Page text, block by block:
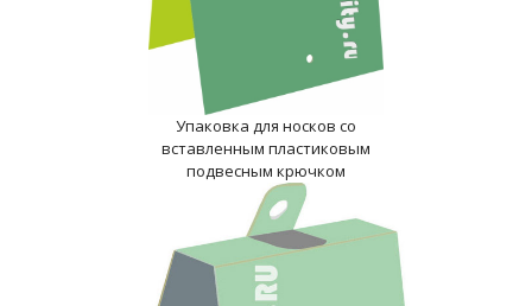
Упаковка для носков со
вставленным пластиковым
подвесным крючком